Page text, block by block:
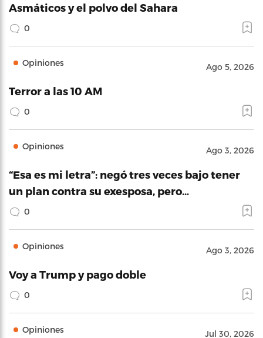
Asmáticos y el polvo del Sahara
0
Opiniones Ago 5, 2026
Terror a las 10 AM
0
Opiniones Ago 3, 2026
“Esa es mi letra”: negó tres veces bajo tener
un plan contra su exesposa, pero…
0
Opiniones Ago 3, 2026
Voy a Trump y pago doble
0
Opiniones Jul 30, 2026